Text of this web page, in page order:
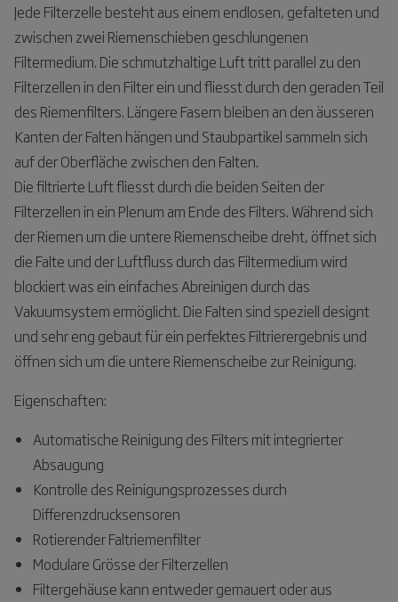
Jede Filterzelle besteht aus einem endlosen, gefalteten und
zwischen zwei Riemenschieben geschlungenen
Filtermedium. Die schmutzhaltige Luft tritt parallel zu den
Filterzellen in den Filter ein und fliesst durch den geraden Teil
des Riemenfilters. Längere Fasern bleiben an den äusseren
Kanten der Falten hängen und Staubpartikel sammeln sich
auf der Oberfläche zwischen den Falten.
Die filtrierte Luft fliesst durch die beiden Seiten der
Filterzellen in ein Plenum am Ende des Filters. Während sich
der Riemen um die untere Riemenscheibe dreht, öffnet sich
die Falte und der Luftfluss durch das Filtermedium wird
blockiert was ein einfaches Abreinigen durch das
Vakuumsystem ermöglicht. Die Falten sind speziell designt
und sehr eng gebaut für ein perfektes Filtrierergebnis und
öffnen sich um die untere Riemenscheibe zur Reinigung.
Eigenschaften:
Automatische Reinigung des Filters mit integrierter
Absaugung
Kontrolle des Reinigungsprozesses durch
Differenzdrucksensoren
Rotierender Faltriemenfilter
Modulare Grösse der Filterzellen
Filtergehäuse kann entweder gemauert oder aus